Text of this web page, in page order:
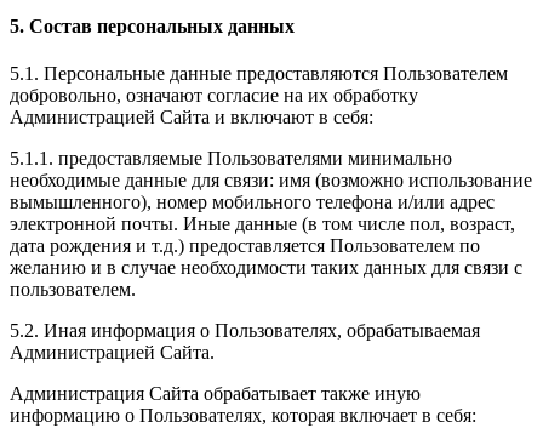
5. Состав персональных данных
5.1. Персональные данные предоставляются Пользователем
добровольно, означают согласие на их обработку
Администрацией Сайта и включают в себя:
5.1.1. предоставляемые Пользователями минимально
необходимые данные для связи: имя (возможно использование
вымышленного), номер мобильного телефона и/или адрес
электронной почты. Иные данные (в том числе пол, возраст,
дата рождения и т.д.) предоставляется Пользователем по
желанию и в случае необходимости таких данных для связи с
пользователем.
5.2. Иная информация о Пользователях, обрабатываемая
Администрацией Сайта.
Администрация Сайта обрабатывает также иную
информацию о Пользователях, которая включает в себя: